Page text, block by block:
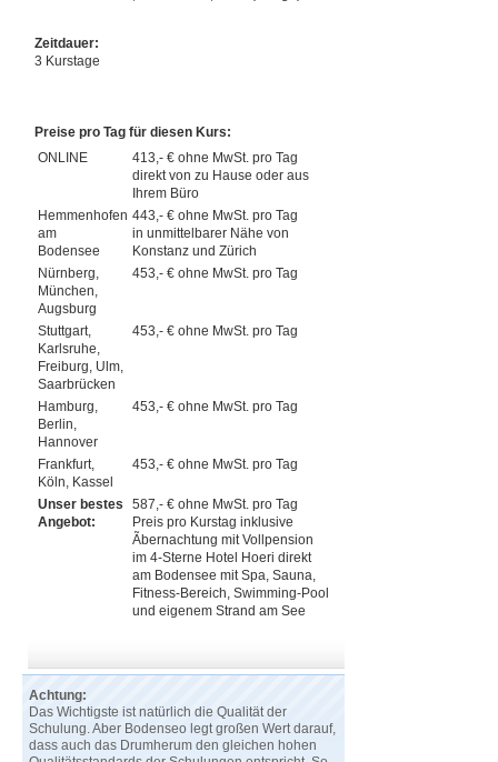
Zeitdauer:
3 Kurstage
Preise pro Tag für diesen Kurs:
ONLINE
413,- € ohne MwSt. pro Tag
direkt von zu Hause oder aus
Ihrem Büro
Hemmenhofen
am
Bodensee
443,- € ohne MwSt. pro Tag
in unmittelbarer Nähe von
Konstanz und Zürich
Nürnberg,
München,
Augsburg
453,- € ohne MwSt. pro Tag
Stuttgart,
Karlsruhe,
Freiburg, Ulm,
Saarbrücken
453,- € ohne MwSt. pro Tag
Hamburg,
Berlin,
Hannover
453,- € ohne MwSt. pro Tag
Frankfurt,
Köln, Kassel
453,- € ohne MwSt. pro Tag
Unser bestes
Angebot:
587,- € ohne MwSt. pro Tag
Preis pro Kurstag inklusive
Ãbernachtung mit Vollpension
im 4-Sterne Hotel Hoeri direkt
am Bodensee mit Spa, Sauna,
Fitness-Bereich, Swimming-Pool
und eigenem Strand am See
Achtung:
Das Wichtigste ist natürlich die Qualität der
Schulung. Aber Bodenseo legt großen Wert darauf,
dass auch das Drumherum den gleichen hohen